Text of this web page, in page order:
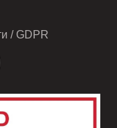
/ GDPR